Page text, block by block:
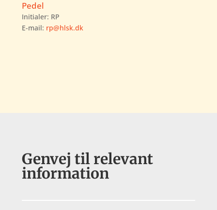
Pedel
Initialer: RP
E-mail: rp@hlsk.dk
Genvej til relevant
information